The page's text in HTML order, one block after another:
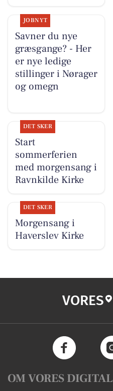
JOBNYT
Savner du nye
græsgange? - Her
er nye ledige
stillinger i Nørager
og omegn
DET SKER
Start
sommerferien
med morgensang i
Ravnkilde Kirke
DET SKER
Morgensang i
Haverslev Kirke
VORES
OM VORES DIGITAL